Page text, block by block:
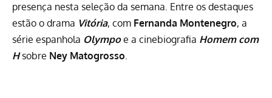
presença nesta seleção da semana. Entre os destaques
estão o drama Vitória, com Fernanda Montenegro, a
série espanhola Olympoe a cinebiografia Homem com
Hsobre Ney Matogrosso.